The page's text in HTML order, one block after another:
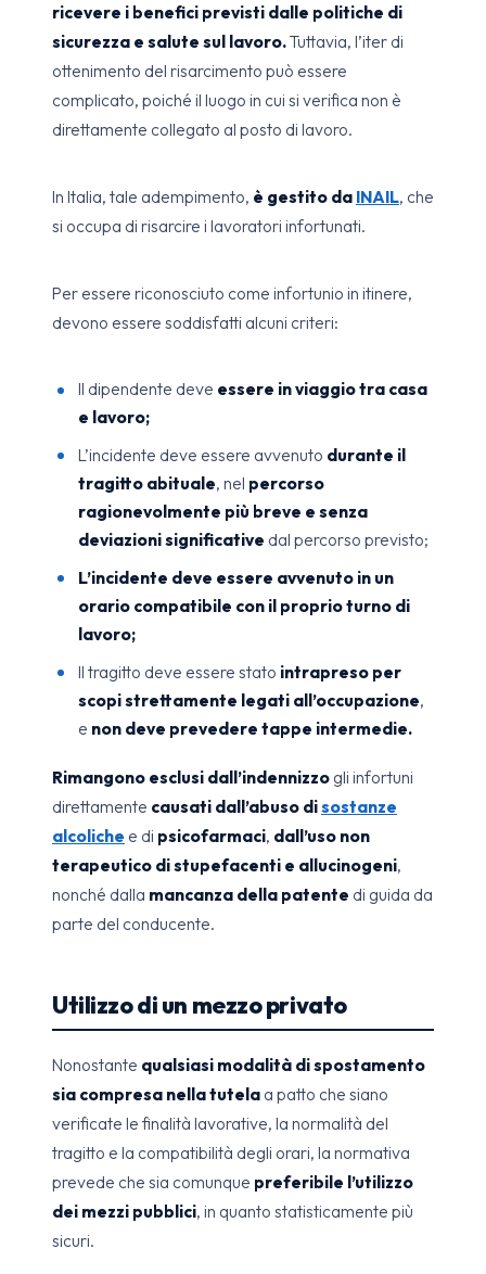
ricevere i benefici previsti dalle politiche di
sicurezza e salute sul lavoro.Tuttavia, l’iter di
ottenimento del risarcimento può essere
complicato, poiché il luogo in cui si verifica non è
direttamente collegato al posto di lavoro.
In Italia, tale adempimento, è gestito da INAIL, che
si occupa di risarcire i lavoratori infortunati.
Per essere riconosciuto come infortunio in itinere,
devono essere soddisfatti alcuni criteri:
Il dipendente deve essere in viaggio tra casa
e lavoro;
L’incidente deve essere avvenuto durante il
tragitto abituale, nel percorso
ragionevolmente più breve e senza
deviazioni significative dal percorso previsto;
L’incidente deve essere avvenuto in un
orario compatibile con il proprio turno di
lavoro;
Il tragitto deve essere stato intrapreso per
scopi strettamente legati all’occupazione,
e non deve prevedere tappe intermedie.
Rimangono esclusi dall’indennizzo gli infortuni
direttamente causati dall’abuso disostanze
alcoliche e di psicofarmaci, dall’uso non
terapeutico di stupefacenti e allucinogeni,
nonché dalla mancanza della patente di guida da
parte del conducente.
Utilizzo di un mezzo privato
Nonostante qualsiasi modalità di spostamento
sia compresa nella tutela a patto che siano
verificate le finalità lavorative, la normalità del
tragitto e la compatibilità degli orari, la normativa
prevede che sia comunque preferibile l’utilizzo
dei mezzi pubblici, in quanto statisticamente più
sicuri.